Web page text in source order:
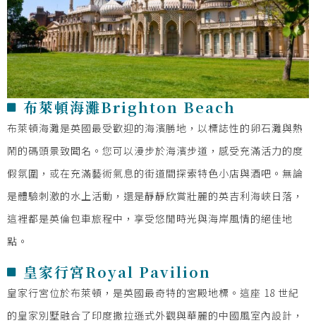
布萊頓海灘Brighton Beach
布萊頓海灘是英國最受歡迎的海濱勝地，以標誌性的卵石灘與熱
鬧的碼頭景致聞名。您可以漫步於海濱步道，感受充滿活力的度
假氛圍，或在充滿藝術氣息的街道間探索特色小店與酒吧。無論
是體驗刺激的水上活動，還是靜靜欣賞壯麗的英吉利海峽日落，
這裡都是英倫包車旅程中，享受悠閒時光與海岸風情的絕佳地
點。
皇家行宮Royal Pavilion
皇家行宮位於布萊頓，是英國最奇特的宮殿地標。這座 18 世紀
的皇家別墅融合了印度撒拉遜式外觀與華麗的中國風室內設計，